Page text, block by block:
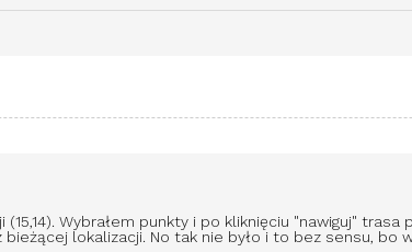
Wybrałem punkty i po kliknięciu "nawiguj" trasa
lokalizacji. No tak nie było i to bez sensu, bo